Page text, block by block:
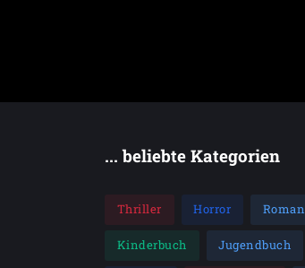
... beliebte Kategorien
Thriller Horror Roman
Kinderbuch Jugendbuch